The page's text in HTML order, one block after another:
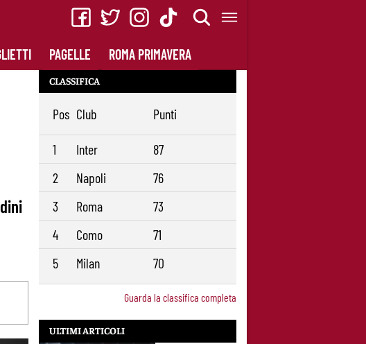
PAGELLE ROMA PRIMAVERA
CLASSIFICA
Pos Club Punti
1 Inter
87
2
Napoli
76
3
Roma
73
4
Como
71
5
Milan 70
Guarda la classifica completa
ULTIMI ARTICOLI